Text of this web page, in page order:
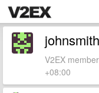
V2EX
+08:00